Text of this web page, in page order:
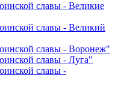
славы - Великие
славы - Великий
славы - Воронеж"
славы - Луга"
славы -